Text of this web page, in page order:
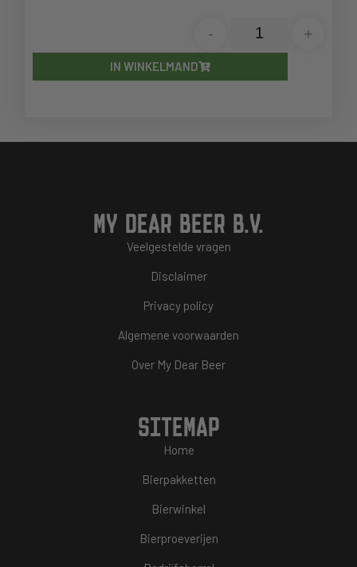
- +
IN WINKELMAND
MY DEAR BEER B.V.
Veelgestelde vragen
Disclaimer
Privacy policy
Algemene voorwaarden
Over My Dear Beer
SITEMAP
Home
Bierpakketten
Bierwinkel
Bierproeverijen